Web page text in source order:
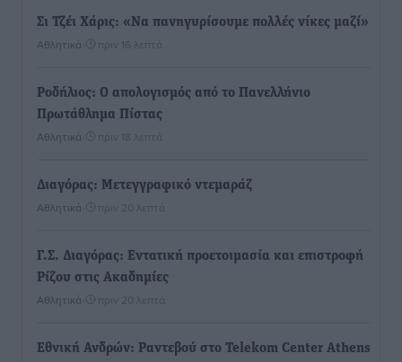
Σι Τζέι Χάρις: «Να πανηγυρίσουμε πολλές νίκες μαζί»
Αθλητικά πριν 16 λεπτά
Ροδήλιος: Ο απολογισμός από το Πανελλήνιο
Πρωτάθλημα Πίστας
Αθλητικά πριν 18 λεπτά
Διαγόρας: Μετεγγραφικό ντεμαράζ
Αθλητικά πριν 20 λεπτά
Γ.Σ. Διαγόρας: Εντατική προετοιμασία και επιστροφή
Ρίζου στις Ακαδημίες
Αθλητικά πριν 20 λεπτά
Εθνική Ανδρών: Ραντεβού στο Telekom Center Athens